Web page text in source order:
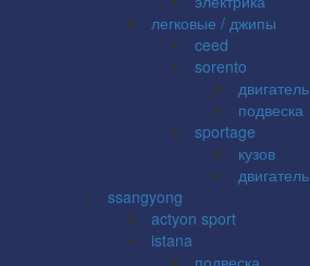
легковые / джипы
ceed
sorento
двигатель
подвеска
sportage
кузов
двигатель
ssangyong
actyon sport
istana
подвеска